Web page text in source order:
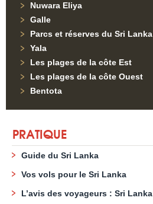
Nuwara Eliya
Galle
Parcs et réserves du Sri Lanka
Yala
Les plages de la côte Est
Les plages de la côte Ouest
Bentota
PRATIQUE
Guide du Sri Lanka
Vos vols pour le Sri Lanka
L’avis des voyageurs : Sri Lanka